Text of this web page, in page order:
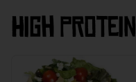
High PROtein